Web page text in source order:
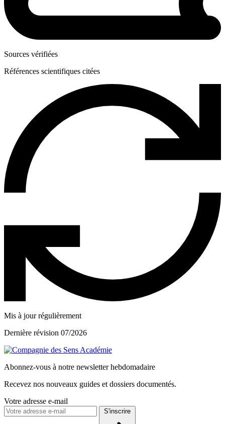
Sources vérifiées
Références scientifiques citées
Mis à jour régulièrement
Dernière révision 07/2026
Abonnez-vous à notre newsletter hebdomadaire
Recevez nos nouveaux guides et dossiers documentés.
Votre adresse e-mail
S'inscrire